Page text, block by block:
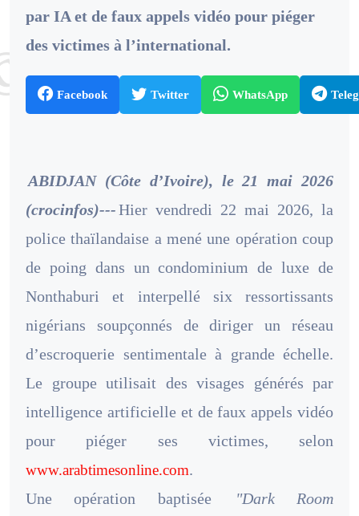
par IA et de faux appels vidéo pour piéger
des victimes à l’international.
Facebook Twitter WhatsApp
ABIDJAN (Côte d’Ivoire), le 21 mai 2026
(crocinfos)---Hier vendredi 22 mai 2026, la
police thaïlandaise a mené une opération coup
de poing dans un condominium de luxe de
Nonthaburi et interpellé six ressortissants
nigérians soupçonnés de diriger un réseau
d’escroquerie sentimentale à grande échelle.
Le groupe utilisait des visages générés par
intelligence artificielle et de faux appels vidéo
pour piéger ses victimes, selon
www.arabtimesonline.com.
Une opération baptisée
"Dark Room